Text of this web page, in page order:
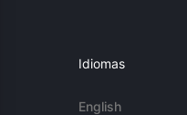
Idiomas
English